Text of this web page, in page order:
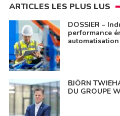
ARTICLES LES PLUS LUS
DOSSIER –
performance
BJÖRN
DU GROUPE